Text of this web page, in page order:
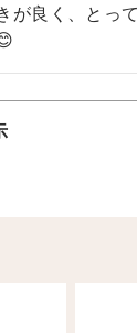
が良く、とっ